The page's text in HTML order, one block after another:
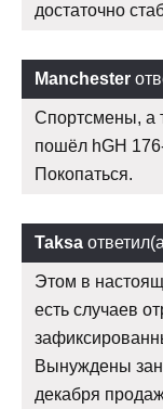
достаточно
Manchester
Спортсмены, а
пошёл hGH
Покопаться.
Taksa
Этом в
есть случаев
Вынуждены
декабря